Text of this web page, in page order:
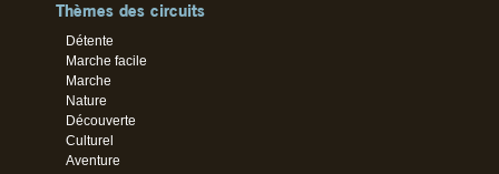
Thèmes des circuits
Détente
Marche facile
Marche
Nature
Découverte
Culturel
Aventure